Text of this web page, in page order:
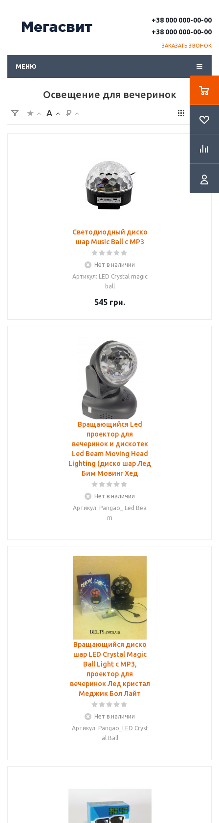
+38 000 000-00-00
+38 000 000-00-00
ЗАКАЗАТЬ ЗВОНОК
МЕНЮ
Освещение для вечеринок
Cветодиодный диско
шар Music Ball с MP3
Нет в наличии
Артикул: LED Crystal magic
ball
545 грн.
Вращающийся Led
проектор для
вечеринок и дискотек
Led Beam Moving Head
Lighting (диско шар Лед
Бим Мовинг Хед
Нет в наличии
Артикул: Pangao_ Led Bea
m
Вращающийся диско
шар LED Crystal Magic
Ball Light с MP3,
проектор для
вечеринок Лед кристал
Меджик Бол Лайт
Нет в наличии
Артикул: Pangao_LED Cryst
al Ball